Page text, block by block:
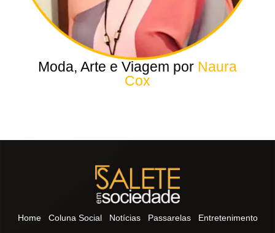
Moda, Arte e Viagem por Naura
Cox
Home Coluna Social Notícias Passarelas Entretenimento